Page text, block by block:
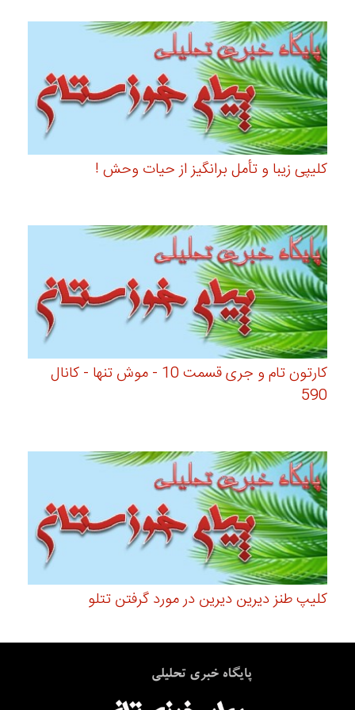
کلیپی زیبا و تأمل برانگیز از حیات وحش !
کارتون تام و جری قسمت 10 - موش تنها - کانال
590
کلیپ طنز دیرین دیرین در مورد گرفتن تتلو